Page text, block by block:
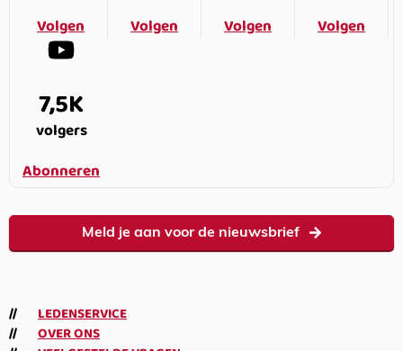
Volgen
Volgen
Volgen
Volgen
7,5K
volgers
Abonneren
Meld je aan voor de nieuwsbrief
LEDENSERVICE
OVER ONS